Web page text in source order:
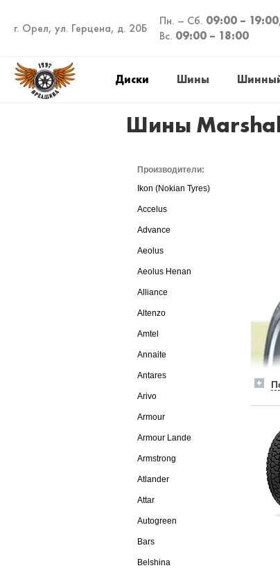
г. Орел, ул. Герцена, д. 20Б
Пн. – Сб. 09:00 – 19:00,
Вс. 09:00 – 18:00
Диски Шины
Шины
Производители:
Ikon (Nokian Tyres)
Accelus
Advance
Aeolus
Aeolus Henan
Alliance
Altenzo
Amtel
Annaite
Antares
Arivo
Armour
Armour Lande
Armstrong
Atlander
Attar
Autogreen
Bars
Belshina